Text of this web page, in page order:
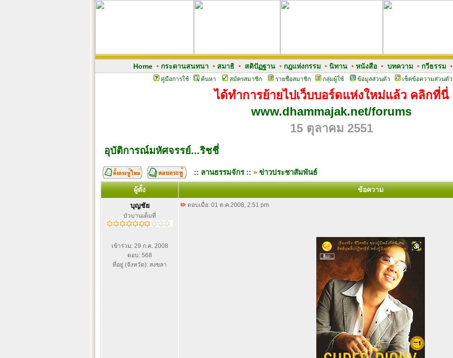
Home• กระดานสนทนา • สมาธิ• สติปัฏฐาน• กฎแห่งกรรม• นิทาน• หนังสือ• บทความ• กวีธรรม•
คู่มือการใช้ ค้นหา สมัครสมาชิก รายชื่อสมาชิก กลุ่มผู้ใช้ ข้อมูลส่วนตัว เช็คข้อความส่วนตัว
ได้ทำการย้ายไปเว็บบอร์ดแห่งใหม่แล้ว คลิกที่นี่
www.dhammajak.net/forums
15 ตุลาคม 2551
อุบัติการณ์มหัศจรรย์...ริชชี่
:: ลานธรรมจักร :: » ข่าวประชาสัมพันธ์
ผู้ตั้ง
ข้อความ
บุญชัย
บัวบานเต็มที่
เข้าร่วม: 29 ก.ค. 2008
ตอบ: 568
ที่อยู่ (จังหวัด): สงขลา
ตอบเมื่อ: 01 ต.ค.2008, 2:51 pm